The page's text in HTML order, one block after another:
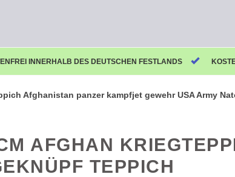
INNERHALB DES DEUTSCHEN FESTLANDS
Afghanistan panzer kampfjet gewehr USA Army
AFGHAN
TEPPICH